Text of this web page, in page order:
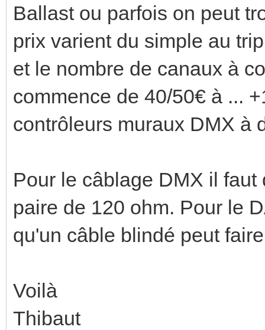
Ballast ou parfois on peut
prix varient du simple au
et le nombre de canaux à
commence de 40/50€ à ...
contrôleurs muraux DMX à
Pour le câblage DMX il
paire de 120 ohm. Pour le
qu'un câble blindé peut
Voilà
Thibaut